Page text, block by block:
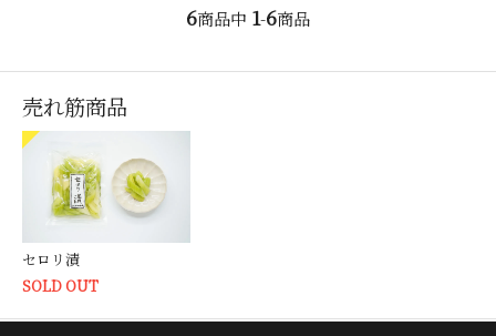
6商品中 1-6商品
売れ筋商品
セロリ漬
SOLD OUT